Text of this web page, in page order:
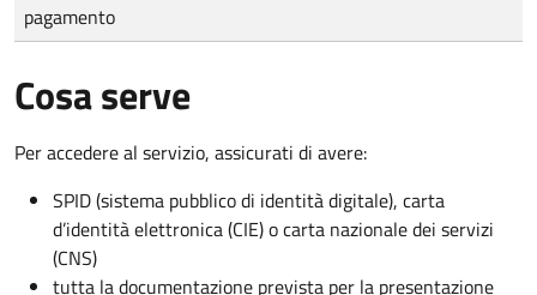
pagamento
Cosa serve
Per accedere al servizio, assicurati di avere:
SPID (sistema pubblico di identità digitale), carta
d’identità elettronica (CIE) o carta nazionale dei servizi
(CNS)
tutta la documentazione prevista per la presentazione